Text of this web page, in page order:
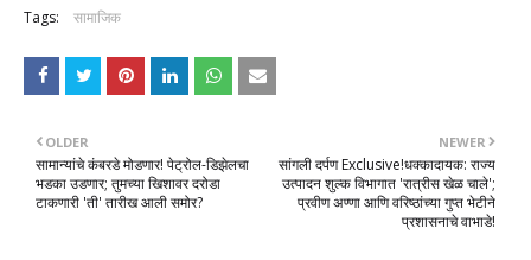
Tags: सामाजिक
NEWER
सांगली दर्पण Exclusive!धक्कादायक: राज्य
उत्पादन शुल्क विभागात 'रात्रीस खेळ चाले';
प्रवीण अण्णा आणि वरिष्ठांच्या गुप्त भेटीने
प्रशासनाचे वाभाडे!
OLDER
सामान्यांचे कंबरडे मोडणार! पेट्रोल-डिझेलचा
भडका उडणार; तुमच्या खिशावर दरोडा
टाकणारी 'ती' तारीख आली समोर?